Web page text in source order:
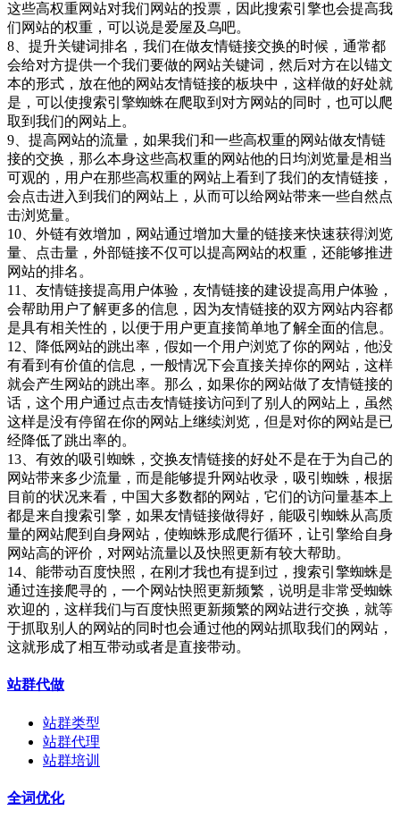
这些高权重网站对我们网站的投票，因此搜索引擎也会提高我
们网站的权重，可以说是爱屋及乌吧。
8、提升关键词排名，我们在做友情链接交换的时候，通常都
会给对方提供一个我们要做的网站关键词，然后对方在以锚文
本的形式，放在他的网站友情链接的板块中，这样做的好处就
是，可以使搜索引擎蜘蛛在爬取到对方网站的同时，也可以爬
取到我们的网站上。
9、提高网站的流量，如果我们和一些高权重的网站做友情链
接的交换，那么本身这些高权重的网站他的日均浏览量是相当
可观的，用户在那些高权重的网站上看到了我们的友情链接，
会点击进入到我们的网站上，从而可以给网站带来一些自然点
击浏览量。
10、外链有效增加，网站通过增加大量的链接来快速获得浏览
量、点击量，外部链接不仅可以提高网站的权重，还能够推进
网站的排名。
11、友情链接提高用户体验，友情链接的建设提高用户体验，
会帮助用户了解更多的信息，因为友情链接的双方网站内容都
是具有相关性的，以便于用户更直接简单地了解全面的信息。
12、降低网站的跳出率，假如一个用户浏览了你的网站，他没
有看到有价值的信息，一般情况下会直接关掉你的网站，这样
就会产生网站的跳出率。那么，如果你的网站做了友情链接的
话，这个用户通过点击友情链接访问到了别人的网站上，虽然
这样是没有停留在你的网站上继续浏览，但是对你的网站是已
经降低了跳出率的。
13、有效的吸引蜘蛛，交换友情链接的好处不是在于为自己的
网站带来多少流量，而是能够提升网站收录，吸引蜘蛛，根据
目前的状况来看，中国大多数都的网站，它们的访问量基本上
都是来自搜索引擎，如果友情链接做得好，能吸引蜘蛛从高质
量的网站爬到自身网站，使蜘蛛形成爬行循环，让引擎给自身
网站高的评价，对网站流量以及快照更新有较大帮助。
14、能带动百度快照，在刚才我也有提到过，搜索引擎蜘蛛是
通过连接爬寻的，一个网站快照更新频繁，说明是非常受蜘蛛
欢迎的，这样我们与百度快照更新频繁的网站进行交换，就等
于抓取别人的网站的同时也会通过他的网站抓取我们的网站，
这就形成了相互带动或者是直接带动。
站群代做
站群类型
站群代理
站群培训
全词优化